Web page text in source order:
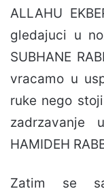
ALLAHU
gledajuci u
SUBHANE
vracamo u
ruke nego
zadrzavanje
HAMIDEH
Zatim se sa